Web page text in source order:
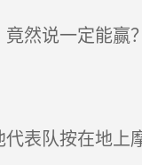
然说一定能赢？
表队按在地上